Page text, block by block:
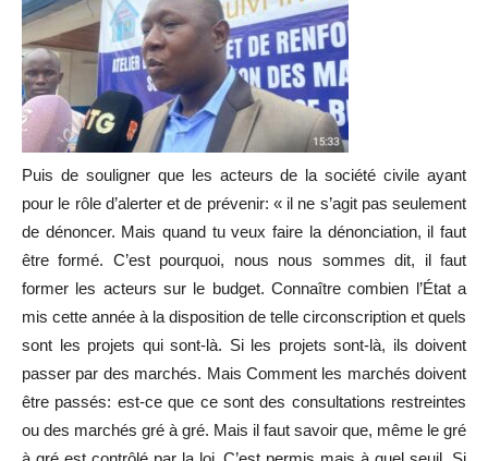
Puis de souligner que les acteurs de la société civile ayant
pour le rôle d’alerter et de prévenir: « il ne s’agit pas seulement
de dénoncer. Mais quand tu veux faire la dénonciation, il faut
être formé. C’est pourquoi, nous nous sommes dit, il faut
former les acteurs sur le budget. Connaître combien l’État a
mis cette année à la disposition de telle circonscription et quels
sont les projets qui sont-là. Si les projets sont-là, ils doivent
passer par des marchés. Mais Comment les marchés doivent
être passés: est-ce que ce sont des consultations restreintes
ou des marchés gré à gré. Mais il faut savoir que, même le gré